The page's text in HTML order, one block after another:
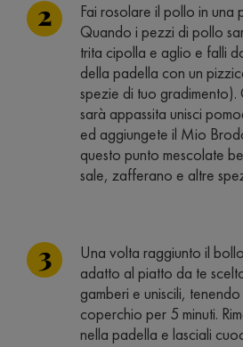
Fai rosolare il pollo in una
Quando i pezzi di pollo
trita cipolla e aglio e falli
della padella con un
spezie di tuo
sarà appassita unisci
ed aggiungete il Mio
questo punto mescolate
sale, zafferano e altre
Una volta raggiunto il
adatto al piatto da te
gamberi e uniscili,
coperchio per 5 minuti.
nella padella e lasciali